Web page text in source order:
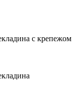
с крепежом